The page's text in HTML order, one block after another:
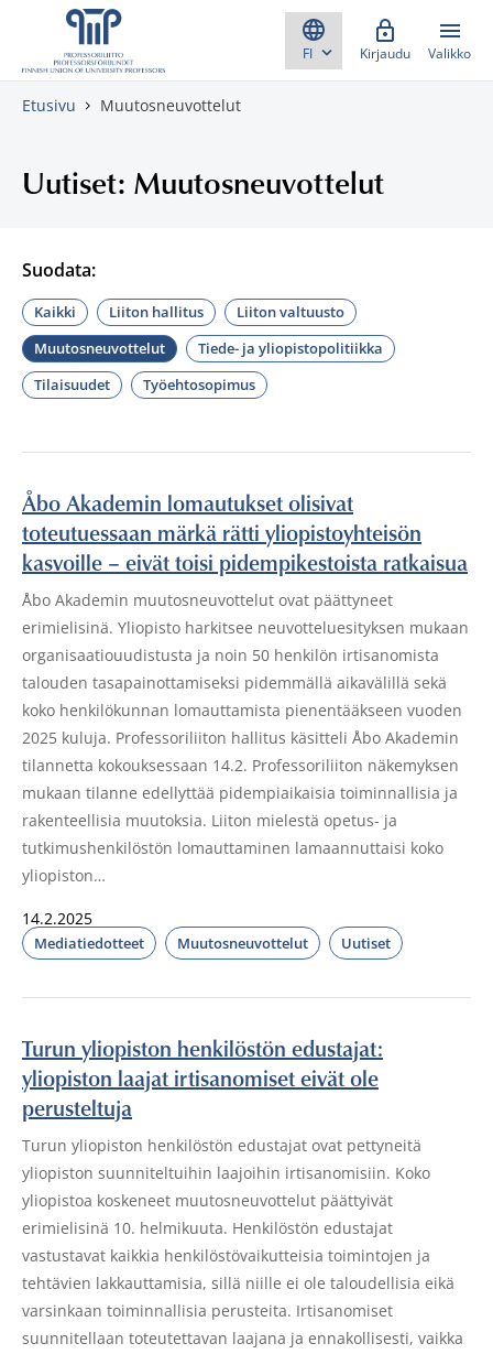
Skippaa sisältö
Kirjaudu Valikko
Etusivu Muutosneuvottelut
Uutiset: Muutosneuvottelut
Suodata:
Kaikki Liiton hallitus
Liiton valtuusto
Muutosneuvottelut
Tiede- ja yliopistopolitiikka
Tilaisuudet
Työehtosopimus
Åbo Akademin lomautukset olisivat
toteutuessaan märkä rätti yliopistoyhteisön
kasvoille – eivät toisi pidempikestoista ratkaisua
Åbo Akademin muutosneuvottelut ovat päättyneet
erimielisinä. Yliopisto harkitsee neuvotteluesityksen mukaan
organisaatiouudistusta ja noin 50 henkilön irtisanomista
talouden tasapainottamiseksi pidemmällä aikavälillä sekä
koko henkilökunnan lomauttamista pienentääkseen vuoden
2025 kuluja. Professoriliiton hallitus käsitteli Åbo Akademin
tilannetta kokouksessaan 14.2. Professoriliiton näkemyksen
mukaan tilanne edellyttää pidempiaikaisia toiminnallisia ja
rakenteellisia muutoksia. Liiton mielestä opetus- ja
tutkimushenkilöstön lomauttaminen lamaannuttaisi koko
yliopiston…
14.2.2025
Mediatiedotteet Muutosneuvottelut Uutiset
Turun yliopiston henkilöstön edustajat:
yliopiston laajat irtisanomiset eivät ole
perusteltuja
Turun yliopiston henkilöstön edustajat ovat pettyneitä
yliopiston suunniteltuihin laajoihin irtisanomisiin. Koko
yliopistoa koskeneet muutosneuvottelut päättyivät
erimielisinä 10. helmikuuta. Henkilöstön edustajat
vastustavat kaikkia henkilöstövaikutteisia toimintojen ja
tehtävien lakkauttamisia, sillä niille ei ole taloudellisia eikä
varsinkaan toiminnallisia perusteita. Irtisanomiset
suunnitellaan toteutettavan laajana ja ennakollisesti, vaikka